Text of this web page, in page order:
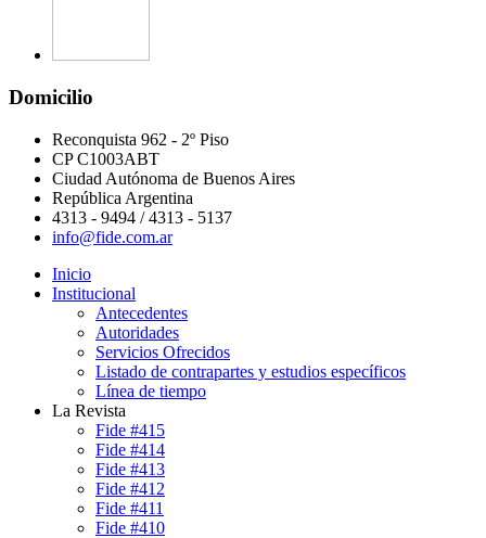
Domicilio
Reconquista 962 - 2º Piso
CP C1003ABT
Ciudad Autónoma de Buenos Aires
República Argentina
4313 - 9494 / 4313 - 5137
info@fide.com.ar
Inicio
Institucional
Antecedentes
Autoridades
Servicios Ofrecidos
Listado de contrapartes y estudios específicos
Línea de tiempo
La Revista
Fide #415
Fide #414
Fide #413
Fide #412
Fide #411
Fide #410